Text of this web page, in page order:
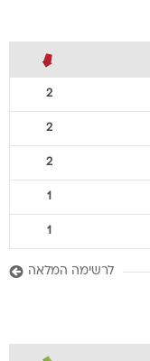
2
2
2
1
1
לרשימה המלאה